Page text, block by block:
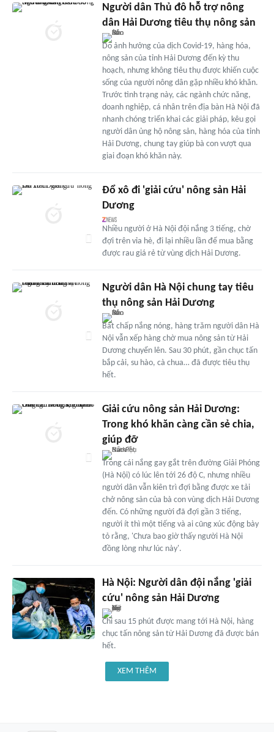
Người dân Thủ đô hỗ trợ nông
dân Hải Dương tiêu thụ nông sản
Do ảnh hưởng của dịch Covid-19, hàng hóa,
nông sản của tỉnh Hải Dương đến kỳ thu
hoạch, nhưng không tiêu thụ được khiến cuộc
sống của người nông dân gặp nhiều khó khăn.
Trước tình trạng này, các ngành chức năng,
doanh nghiệp, cá nhân trên địa bàn Hà Nội đã
nhanh chóng triển khai các giải pháp, kêu gọi
người dân ủng hộ nông sản, hàng hóa của tỉnh
Hải Dương, chung tay giúp bà con vượt qua
giai đoạn khó khăn này.
Đổ xô đi 'giải cứu' nông sản Hải
Dương
Nhiều người ở Hà Nội đội nắng 3 tiếng, chờ
đợi trên vỉa hè, đi lại nhiều lần để mua bằng
được rau giá rẻ từ vùng dịch Hải Dương.
Người dân Hà Nội chung tay tiêu
thụ nông sản Hải Dương
Bất chấp nắng nóng, hàng trăm người dân Hà
Nội vẫn xếp hàng chờ mua nông sản từ Hải
Dương chuyển lên. Sau 30 phút, gần chục tấn
bắp cải, su hào, cà chua… đã được tiêu thụ
hết.
Giải cứu nông sản Hải Dương:
Trong khó khăn càng cần sẻ chia,
giúp đỡ
Trong cái nắng gay gắt trên đường Giải Phóng
(Hà Nội) có lúc lên tới 26 độ C, nhưng nhiều
người dân vẫn kiên trì đợi bằng được xe tải
chở nông sản của bà con vùng dịch Hải Dương
đến. Có những người đã đợi gần 3 tiếng,
người ít thì một tiếng và ai cũng xúc động bày
tỏ rằng, 'Chưa bao giờ thấy người Hà Nội
đồng lòng như lúc này'.
Hà Nội: Người dân đội nắng 'giải
cứu' nông sản Hải Dương
Chỉ sau 15 phút được mang tới Hà Nội, hàng
chục tấn nông sản từ Hải Dương đã được bán
hết.
XEM THÊM